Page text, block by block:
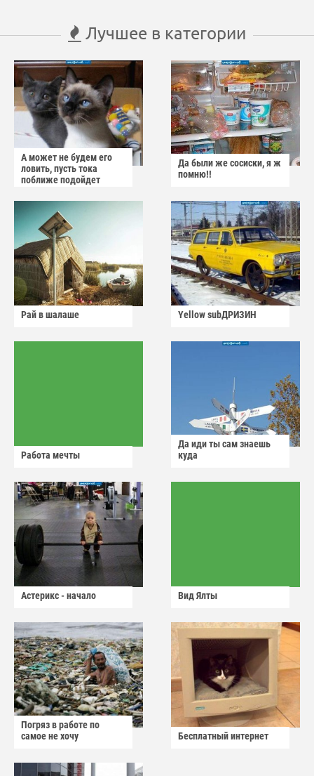
Лучшее в категории
А может не будем его
ловить, пусть тока
поближе подойдет
Да были же сосиски, я ж
помню!!
Рай в шалаше Yellow subДРИЗИН
Работа мечты
Да иди ты сам знаешь
куда
Астерикс - начало Вид Ялты
Погряз в работе по
самое не хочу
Бесплатный интернет